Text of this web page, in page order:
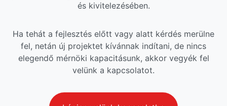
és kivitelezésében.
Ha tehát a fejlesztés előtt vagy alatt kérdés merülne
fel, netán új projektet kívánnak indítani, de nincs
elegendő mérnöki kapacitásunk, akkor vegyék fel
velünk a kapcsolatot.